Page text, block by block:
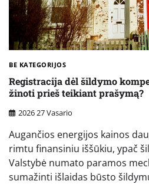
BE KATEGORIJOS
Registracija dėl šildymo
žinoti prieš teikiant prašymą?
2026 27 Vasario
Augančios energijos kainos
rimtu finansiniu iššūkiu, ypač
Valstybė numato paramos
sumažinti išlaidas būsto